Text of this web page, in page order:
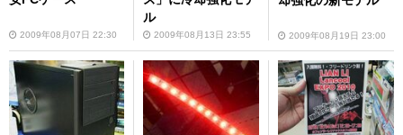
2009年08月07日 22:30
ル
2009年08月13日 23:55 2009年08月19日 23:00